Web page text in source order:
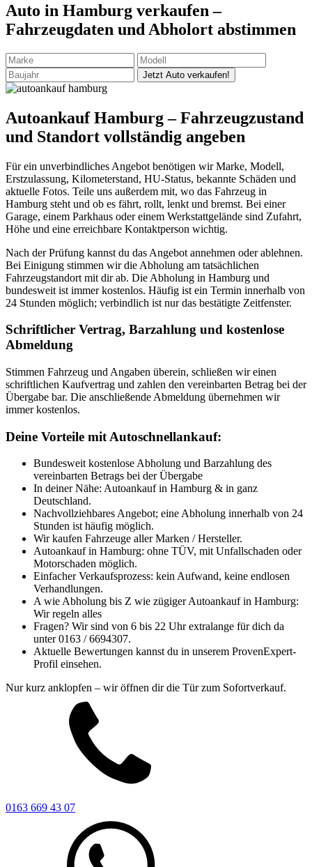
Auto in Hamburg verkaufen –
Fahrzeugdaten und Abholort abstimmen
Jetzt Auto verkaufen!
Autoankauf Hamburg – Fahrzeugzustand
und Standort vollständig angeben
Für ein unverbindliches Angebot benötigen wir Marke, Modell,
Erstzulassung, Kilometerstand, HU-Status, bekannte Schäden und
aktuelle Fotos. Teile uns außerdem mit, wo das Fahrzeug in
Hamburg steht und ob es fährt, rollt, lenkt und bremst. Bei einer
Garage, einem Parkhaus oder einem Werkstattgelände sind Zufahrt,
Höhe und eine erreichbare Kontaktperson wichtig.
Nach der Prüfung kannst du das Angebot annehmen oder ablehnen.
Bei Einigung stimmen wir die Abholung am tatsächlichen
Fahrzeugstandort mit dir ab. Die Abholung in Hamburg und
bundesweit ist immer kostenlos. Häufig ist ein Termin innerhalb von
24 Stunden möglich; verbindlich ist nur das bestätigte Zeitfenster.
Schriftlicher Vertrag, Barzahlung und kostenlose
Abmeldung
Stimmen Fahrzeug und Angaben überein, schließen wir einen
schriftlichen Kaufvertrag und zahlen den vereinbarten Betrag bei der
Übergabe bar. Die anschließende Abmeldung übernehmen wir
immer kostenlos.
Deine Vorteile mit Autoschnellankauf:
Bundesweit kostenlose Abholung und Barzahlung des
vereinbarten Betrags bei der Übergabe
In deiner Nähe: Autoankauf in Hamburg & in ganz
Deutschland.
Nachvollziehbares Angebot; eine Abholung innerhalb von 24
Stunden ist häufig möglich.
Wir kaufen Fahrzeuge aller Marken / Hersteller.
Autoankauf in Hamburg: ohne TÜV, mit Unfallschaden oder
Motorschaden möglich.
Einfacher Verkaufsprozess: kein Aufwand, keine endlosen
Verhandlungen.
A wie Abholung bis Z wie zügiger Autoankauf in Hamburg:
Wir regeln alles
Fragen? Wir sind von 6 bis 22 Uhr extralange für dich da
unter 0163 / 6694307.
Aktuelle Bewertungen kannst du in unserem ProvenExpert-
Profil einsehen.
Nur kurz anklopfen – wir öffnen dir die Tür zum Sofortverkauf.
0163 669 43 07